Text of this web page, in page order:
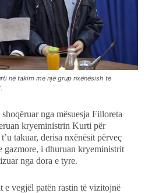
në takim me një grup nxënësish të
nga mësuesja Filloreta
kryeministrin Kurti për
takuar, derisa nxënësit përveç
gazmore, i dhuruan kryeministrit
nga dora e tyre.
e vegjël patën rastin të vizitojnë